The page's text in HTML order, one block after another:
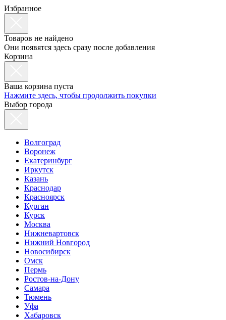
Избранное
Товаров не найдено
Они появятся здесь сразу после добавления
Корзина
Ваша корзина пуста
Нажмите здесь, чтобы продолжить покупки
Выбор города
Волгоград
Воронеж
Екатеринбург
Иркутск
Казань
Краснодар
Красноярск
Курган
Курск
Москва
Нижневартовск
Нижний Новгород
Новосибирск
Омск
Пермь
Ростов-на-Дону
Самара
Тюмень
Уфа
Хабаровск